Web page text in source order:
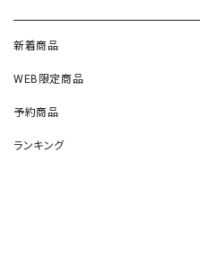
新着商品
WEB限定商品
予約商品
ランキング